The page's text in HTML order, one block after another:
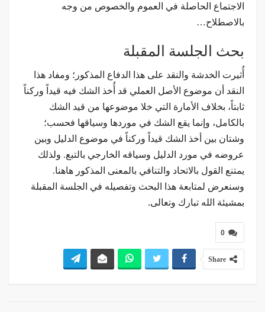
الاجتماع الحاصلة في العموم والخصوص من وجه
بالاصطلاح…
بحث الجلسة المقبلة
أُثيرت الخدشة والنقد على هذا الدفاع المذكور؛ ومفاد هذا
النقد أن موضوع الأصل العملي قد أُخذ الشك فيه قيداً وركناً
ثابتاً، بخلاف الأمارة التي خلا موضوعها من قيد الشك
بالكامل، وإنما يقع الشك في موردها وسياقها فحسب؛
وشتان بين أخذ الشك قيداً وركناً في موضوع الدليل وبين
عروضه في مورد الدليل وسياقه الخارجي بالتبع. ولذلك
يمتنع القول بالاتحاد والتنافي بالمعنى المذكور هاهنا.
وسنعرض لمتابعة هذا البحث وتفصيله في الجلسة المقبلة
بمشيئة الله تبارك وتعالى.
0
Share